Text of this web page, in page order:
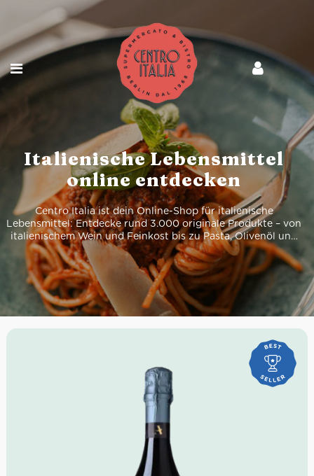
Italienische Lebensmittel
online entdecken
Centro Italia ist dein Online-Shop für italienische
Lebensmittel: Entdecke rund 3.000 originale Produkte – von
italienischem Wein und Feinkost bis zu Pasta, Olivenöl und
Spirituosen, bequem online bestellt und geliefert.